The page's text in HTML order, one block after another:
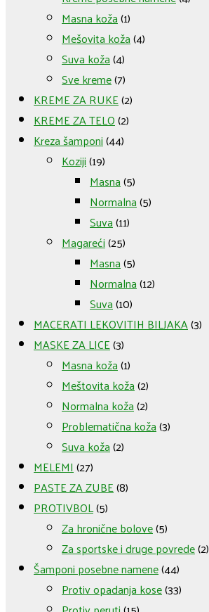
Masna koža(1)
Mešovita koža(4)
Suva koža(4)
Sve kreme(7)
KREME ZA RUKE(2)
KREME ZA TELO(2)
Kreza šamponi(44)
Koziji(19)
Masna(5)
Normalna(5)
Suva(11)
Magareći(25)
Masna(5)
Normalna(12)
Suva(10)
MACERATI LEKOVITIH BILJAKA(3)
MASKE ZA LICE(3)
Masna koža(1)
Meštovita koža(2)
Normalna koža(2)
Problematična koža(3)
Suva koža(2)
MELEMI(27)
PASTE ZA ZUBE(8)
PROTIVBOL(5)
Za hronične bolove(5)
Za sportske i druge povrede(2)
Šamponi posebne namene(44)
Protiv opadanja kose(33)